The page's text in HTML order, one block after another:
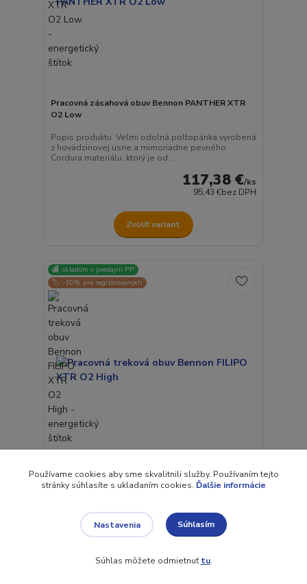
Pracovná zásahová obuv Bennon PANTHER XTR
O2 Low
Popis produktu Veľmi odolná poltopánka vyrobená
z hovädzinovej usne a mimoriadne pevného
Cordura materiálu, ktorý je od...
117,38 €/ks
95,43 €bez DPH
Zvoliť variant
🏬 skladom v predajni PP
🏷️ -10% pre registrovaných
Pracovná treková obuv Bennon FILIPO XTR O2
High
Pohodlná treková obuv s výbornou fixáciou v
oblasti členka. Obuv je vybavená vodeodolnou
membránou REGI-TEX, ktorá ch...
121,52 €
98,80 €
Používame cookies aby sme skvalitnili služby. Používaním tejto
stránky súhlasíte s ukladaním cookies. Ďalšie informácie
Nastavenia Súhlasím
Súhlas môžete odmietnuťtu.